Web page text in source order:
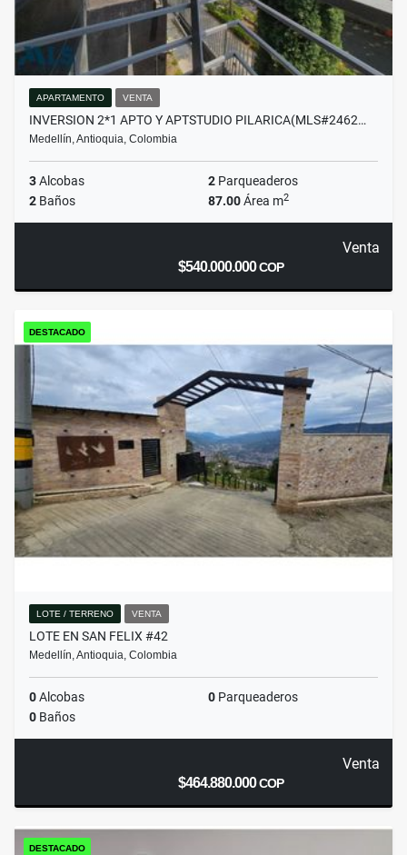
APARTAMENTO VENTA
INVERSION 2*1 APTO Y APTSTUDIO PILARICA(MLS#2462…
Medellín, Antioquia, Colombia
3Alcobas 2 Parqueaderos
2 Baños 87.00Área m2
Venta
$540.000.000COP
DESTACADO
LOTE / TERRENO VENTA
LOTE EN SAN FELIX #42
Medellín, Antioquia, Colombia
0Alcobas 0 Parqueaderos
0 Baños
Venta
$464.880.000COP
DESTACADO